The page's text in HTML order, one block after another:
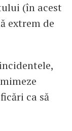
(în acest
extrem de
ca să